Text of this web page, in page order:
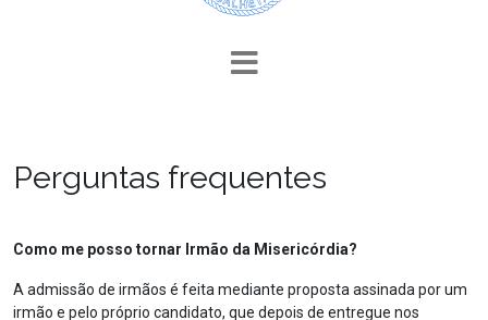
Perguntas frequentes
Como me posso tornar Irmão da Misericórdia?
A admissão de irmãos é feita mediante proposta assinada por um
irmão e pelo próprio candidato, que depois de entregue nos